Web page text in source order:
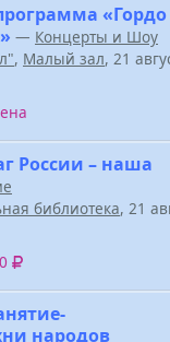
«Гордо
— Концерты и Шоу
, Малый зал, 21
России – наша
библиотека, 21
народов